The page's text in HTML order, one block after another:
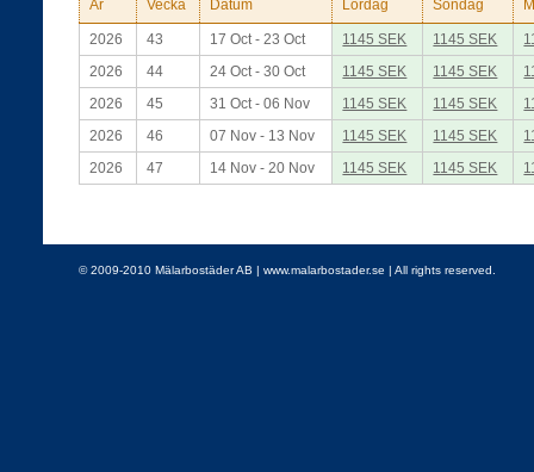
År Vecka Datum Lördag Söndag
2026 43 17 Oct - 23 Oct 1145 SEK 1145 SEK
2026
44 24 Oct - 30 Oct 1145 SEK 1145 SEK
2026
45 31 Oct - 06 Nov 1145 SEK 1145 SEK
2026
46 07 Nov - 13 Nov 1145 SEK 1145 SEK
2026
47 14 Nov - 20 Nov 1145 SEK 1145 SEK
© 2009-2010 Mälarbostäder AB | www.malarbostader.se | All rights reserved.